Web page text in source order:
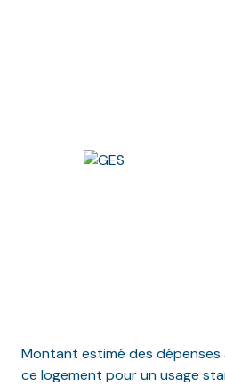
Montant estimé des dépenses
ce logement pour un usage